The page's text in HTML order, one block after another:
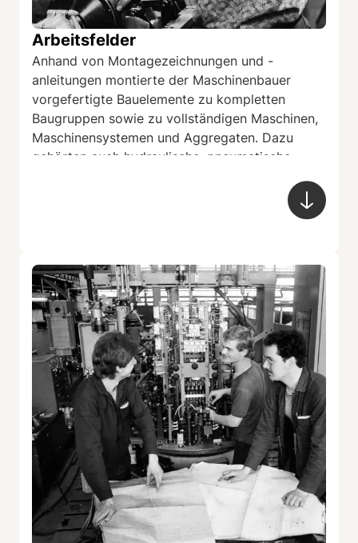
Arbeitsfelder
Anhand von Montagezeichnungen und -
anleitungen montierte der Maschinenbauer
vorgefertigte Bauelemente zu kompletten
Baugruppen sowie zu vollständigen Maschinen,
Maschinensystemen und Aggregaten. Dazu
gehörten auch hydraulische, pneumatische,
Regelungsanlagen. Er trug die Verantwortung
der Überprüfung und Erprobung der vollen
Funktionstüchtigkeit der Maschinen und
Automatisierungseinrichtungen. Dabei waren
alle wichtigen technologischen und
ökonomischen Aspekte zu berücksichtigen.
Maschinenbauer arbeiteten vorwiegend im
Mehrschichtsystem. Die unterschiedlichen
Arbeitstätigkeiten, die sie ausführen mussten,
bedingten, dass sie innerhalb eines Betriebes
meistens nicht an einen festen Arbeitsplatz
gebunden waren. Im Arbeitsprozess wechselten
sich häufig manuelle und maschinelle
Tätigkeiten ab.
...